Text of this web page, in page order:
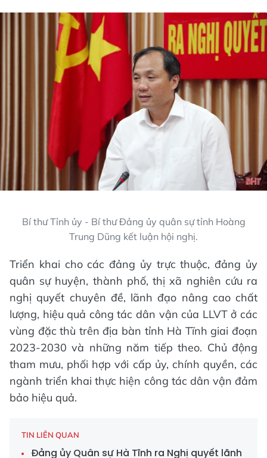
Bí thư Tỉnh ủy - Bí thư Đảng ủy quân sự tỉnh Hoàng
Trung Dũng kết luận hội nghị.
Triển khai cho các đảng ủy trực thuộc, đảng ủy
quân sự huyện, thành phố, thị xã nghiên cứu ra
nghị quyết chuyên đề, lãnh đạo nâng cao chất
lượng, hiệu quả công tác dân vận của LLVT ở các
vùng đặc thù trên địa bàn tỉnh Hà Tĩnh giai đoạn
2023-2030 và những năm tiếp theo. Chủ động
tham mưu, phối hợp với cấp ủy, chính quyền, các
ngành triển khai thực hiện công tác dân vận đảm
bảo hiệu quả.
TIN LIÊN QUAN
Đảng ủy Quân sự Hà Tĩnh ra Nghị quyết lãnh